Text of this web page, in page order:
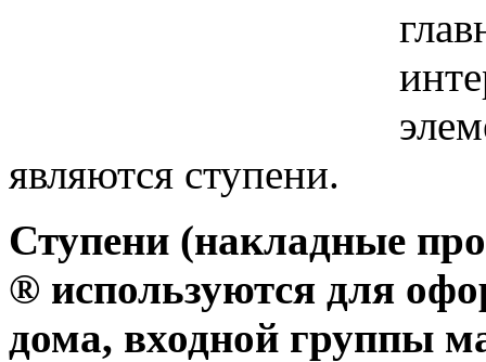
являются ступени.
Ступени (накладные
® используются для
дома, входной группы